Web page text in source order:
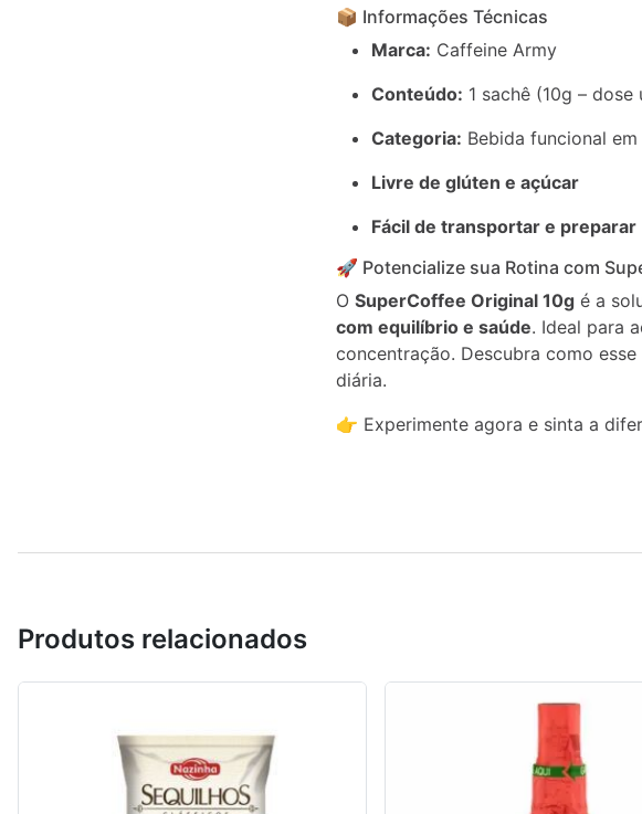
📦 Informações Técnicas
Marca: Caffeine Army
Conteúdo: 1 sachê (10g – dose
Categoria: Bebida funcional
Livre de glúten e açúcar
Fácil de transportar e preparar
🚀 Potencialize sua Rotina com
O SuperCoffee Original 10g é a
com equilíbrio e saúde. Ideal para
concentração. Descubra como
diária.
👉 Experimente agora e sinta a
Produtos relacionados